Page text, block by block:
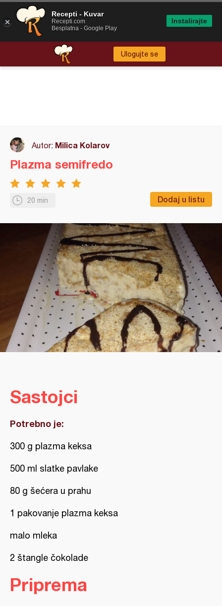
Ulogujte se
Autor: Milica Kolarov
20 min Dodaj u listu
Plazma semifredo
Sastojci
Potrebno je:
300 g plazma keksa
500 ml slatke pavlake
80 g šećera u prahu
1 pakovanje plazma keksa
malo mleka
2 štangle čokolade
Priprema
Recepti - Kuvar
Recepti.com
Besplatna - Google Play
Instalirajte